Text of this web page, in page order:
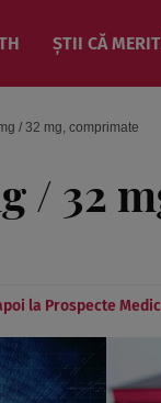
ȘTII CĂ
/ 32 mg, comprimate
/ 32
la Prospecte